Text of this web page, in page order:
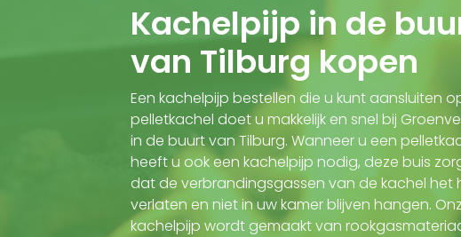
Kachelpijp in de
van Tilburg kopen
Een kachelpijp bestellen die u kunt aansluiten
pelletkachel doet u makkelijk en snel bij
in de buurt van Tilburg. Wanneer u een
heeft u ook een kachelpijp nodig, deze buis
dat de verbrandingsgassen van de kachel het
verlaten en niet in uw kamer blijven hangen.
kachelpijp wordt gemaakt van